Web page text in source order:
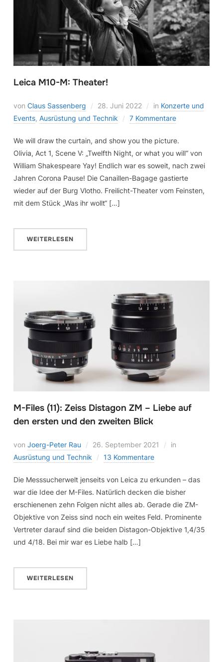
Leica M10-M: Theater!
von Claus Sassenberg 28. Juni 2022 in Konzerte und
Events, Ausrüstung und Technik 7 Kommentare
We will draw the curtain, and show you the picture.
Olivia, Act 1, Scene V: „Twelfth Night, or what you will“ von
William Shakespeare Yay! Endlich war es soweit, nach zwei
Jahren Corona Pause! Die Canaillen-Bagage gastierte
wieder auf der Burg Vlotho. Freilicht-Theater vom Feinsten,
mit dem Stück „Was ihr wollt“ […]
WEITERLESEN
M-Files (11): Zeiss Distagon ZM – Liebe auf
den ersten und den zweiten Blick
von Joerg-Peter Rau 26. September 2021
in
Ausrüstung und Technik
13 Kommentare
Die Messsucherwelt jenseits von Leica zu erkunden – das
war die Idee der M-Files. Natürlich decken die bisher
erschienenen zehn Folgen nicht alles ab. Gerade die ZM-
Objektive von Zeiss sind noch ein weites Feld. Prominente
Vertreter darauf sind die beiden Distagon-Objektive 1,4/35
und 4/18. Bei mir war es Liebe halb […]
WEITERLESEN